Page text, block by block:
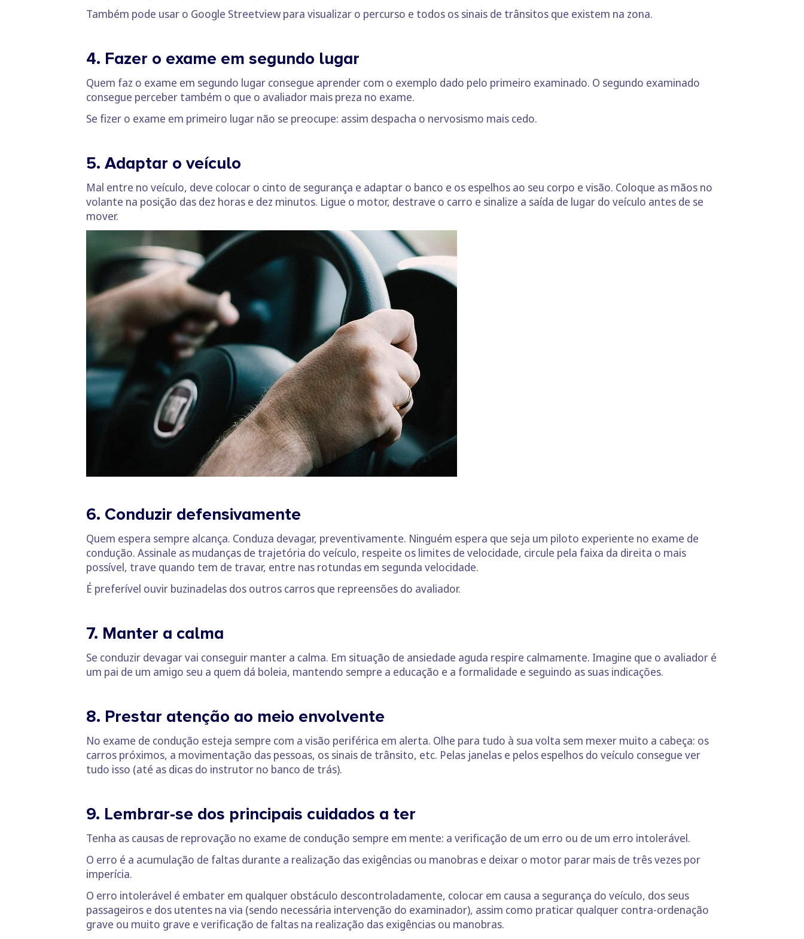
Também pode usar o Google Streetview para visualizar o percurso e todos os sinais de trânsitos que existem na zona.
4. Fazer o exame em segundo lugar
Quem faz o exame em segundo lugar consegue aprender com o exemplo dado pelo primeiro examinado. O segundo examinado
consegue perceber também o que o avaliador mais preza no exame.
Se fizer o exame em primeiro lugar não se preocupe: assim despacha o nervosismo mais cedo.
5. Adaptar o veículo
Mal entre no veículo, deve colocar o cinto de segurança e adaptar o banco e os espelhos ao seu corpo e visão. Coloque as mãos no
volante na posição das dez horas e dez minutos. Ligue o motor, destrave o carro e sinalize a saída de lugar do veículo antes de se
mover.
6. Conduzir defensivamente
Quem espera sempre alcança. Conduza devagar, preventivamente. Ninguém espera que seja um piloto experiente no exame de
condução. Assinale as mudanças de trajetória do veículo, respeite os limites de velocidade, circule pela faixa da direita o mais
possível, trave quando tem de travar, entre nas rotundas em segunda velocidade.
É preferível ouvir buzinadelas dos outros carros que repreensões do avaliador.
7. Manter a calma
Se conduzir devagar vai conseguir manter a calma. Em situação de ansiedade aguda respire calmamente. Imagine que o avaliador é
um pai de um amigo seu a quem dá boleia, mantendo sempre a educação e a formalidade e seguindo as suas indicações.
8. Prestar atenção ao meio envolvente
No exame de condução esteja sempre com a visão periférica em alerta. Olhe para tudo à sua volta sem mexer muito a cabeça: os
carros próximos, a movimentação das pessoas, os sinais de trânsito, etc. Pelas janelas e pelos espelhos do veículo consegue ver
tudo isso (até as dicas do instrutor no banco de trás).
9. Lembrar-se dos principais cuidados a ter
Tenha as causas de reprovação no exame de condução sempre em mente: a verificação de um erro ou de um erro intolerável.
O erro é a acumulação de faltas durante a realização das exigências ou manobras e deixar o motor parar mais de três vezes por
imperícia.
O erro intolerável é embater em qualquer obstáculo descontroladamente, colocar em causa a segurança do veículo, dos seus
passageiros e dos utentes na via (sendo necessária intervenção do examinador), assim como praticar qualquer contra-ordenação
grave ou muito grave e verificação de faltas na realização das exigências ou manobras.